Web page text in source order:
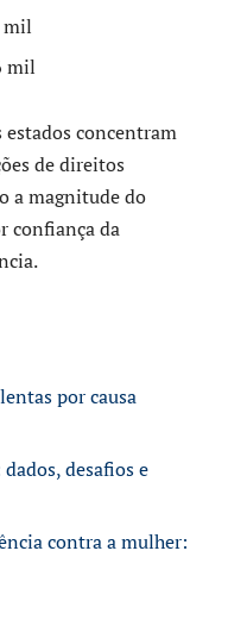
mil
mil
estados concentram
de direitos
a magnitude do
confiança da
por causa
desafios e
contra a mulher: